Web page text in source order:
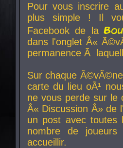
Pour vous inscrire
plus simple ! Il
Facebook de la
dans l'onglet Â«
permanence Ã
Sur chaque
carte du lieu oÃ¹
ne vous perde sur le
Â« Discussion Â» de
un post avec toutes
nombre de
accueillir.